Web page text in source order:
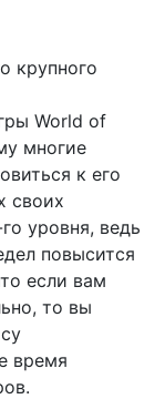
крупного
World of
многие
к его
своих
уровня, ведь
повысится
если вам
то вы
время